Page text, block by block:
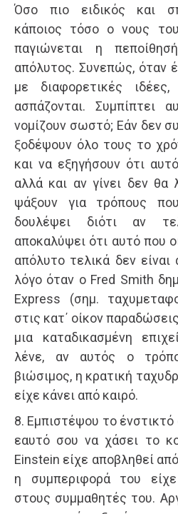
Όσο πιο ειδικός και
κάποιος τόσο ο νους
παγιώνεται η
απόλυτος. Συνεπώς, όταν
με διαφορετικές
ασπάζονται. Συμπίπτει
νομίζουν σωστό; Εάν δεν
ξοδέψουν όλο τους το
και να εξηγήσουν ότι
αλλά και αν γίνει δεν θα
ψάξουν για τρόπους
δουλέψει διότι αν
αποκαλύψει ότι αυτό που
απόλυτο τελικά δεν είναι
λόγο όταν ο Fred Smith
Express (σημ.
στις κατ΄ οίκον
μια καταδικασμένη
λένε, αν αυτός ο
βιώσιμος, η κρατική
είχε κάνει από καιρό.
8. Εμπιστέψου το
εαυτό σου να χάσει το
Einstein είχε αποβληθεί
η συμπεριφορά του
στους συμμαθητές του.